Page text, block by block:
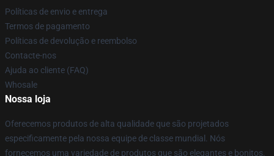
Políticas de envio e entrega
Termos de pagamento
Políticas de devolução e reembolso
Contacte-nos
Ajuda ao cliente (FAQ)
Whosale
Nossa loja
Oferecemos produtos de alta qualidade que são projetados
especificamente pela nossa equipe de classe mundial. Nós
fornecemos uma variedade de produtos que são elegantes e bonitos.